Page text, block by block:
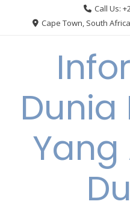
Call Us:
Cape Town, South Africa
Dunia
Yang